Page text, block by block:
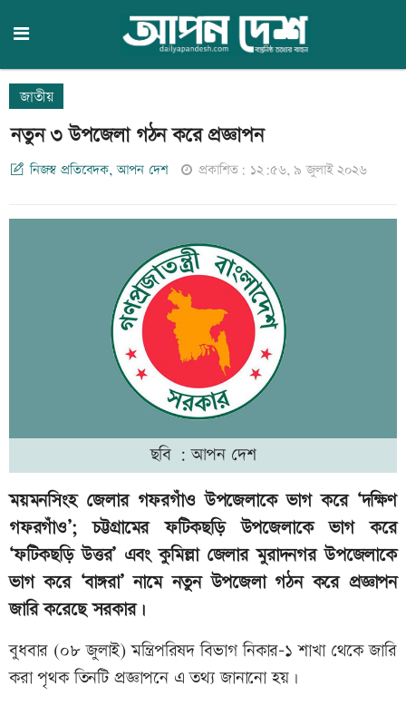
জাতীয়
নতুন ৩ উপজেলা গঠন করে প্রজ্ঞাপন
নিজস্ব প্রতিবেদক, আপন দেশ প্রকাশিত: ১২:৫৬, ৯ জুলাই ২০২৬
ছবি : আপন দেশ
ময়মনসিংহ জেলার গফরগাঁও উপজেলাকে ভাগ করে ‘দক্ষিণ
গফরগাঁও’; চট্টগ্রামের ফটিকছড়ি উপজেলাকে ভাগ করে
‘ফটিকছড়ি উত্তর’ এবং কুমিল্লা জেলার মুরাদনগর উপজেলাকে
ভাগ করে ‘বাঙ্গরা’ নামে নতুন উপজেলা গঠন করে প্রজ্ঞাপন
জারি করেছে সরকার।
বুধবার (০৮ জুলাই) মন্ত্রিপরিষদ বিভাগ নিকার-১ শাখা থেকে জারি
করা পৃথক তিনটি প্রজ্ঞাপনে এ তথ্য জানানো হয়।